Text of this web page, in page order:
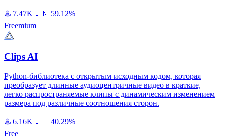
♨️ 7.47K🇮🇳 59.12%
Freemium
Clips AI
Python-библиотека с открытым исходным кодом, которая
преобразует длинные аудиоцентричные видео в краткие,
легко распространяемые клипы с динамическим изменением
размера под различные соотношения сторон.
♨️ 6.16K🇮🇹 40.29%
Free